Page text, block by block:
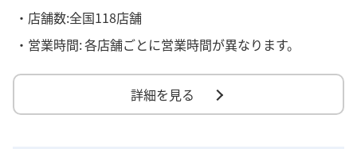
・店舗数:全国118店舗
・営業時間:各店舗ごとに営業時間が異なります。
詳細を見る